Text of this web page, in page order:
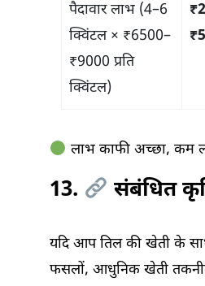
पैदावार लाभ (4–6
क्विंटल × ₹6500–
₹9000 प्रति
क्विंटल)
लाभ काफी अच्छा, कम
13. संबंधित
यदि आप तिल की खेती के
फसलों, आधुनिक खेती